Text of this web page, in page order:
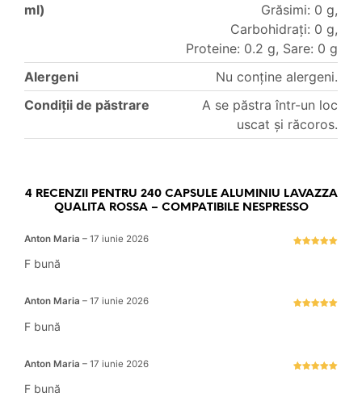
ml)
Grăsimi: 0 g,
Carbohidrați: 0 g,
Proteine: 0.2 g, Sare: 0 g
Alergeni
Nu conține alergeni.
Condiții de păstrare
A se păstra într-un loc
uscat și răcoros.
4 RECENZII PENTRU 240 CAPSULE ALUMINIU LAVAZZA
QUALITA ROSSA – COMPATIBILE NESPRESSO
Anton Maria – 17 iunie 2026
F bună
Anton Maria – 17 iunie 2026
F bună
Anton Maria – 17 iunie 2026
F bună